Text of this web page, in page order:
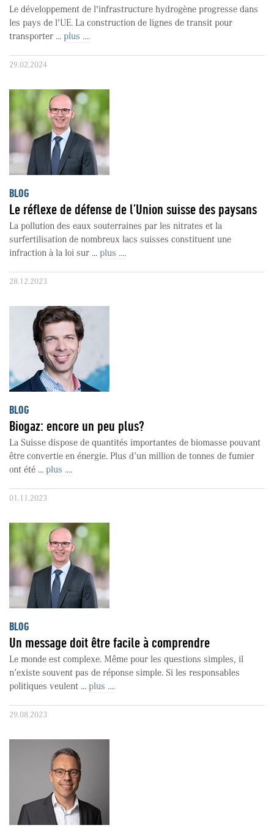
Le développement de l'infrastructure hydrogène progresse dans
les pays de l'UE. La construction de lignes de transit pour
transporter ... plus ....
29.02.2024
BLOG
Le réflexe de défense de l’Union suisse des paysans
La pollution des eaux souterraines par les nitrates et la
surfertilisation de nombreux lacs suisses constituent une
infraction à la loi sur ... plus ....
28.12.2023
BLOG
Biogaz: encore un peu plus?
La Suisse dispose de quantités importantes de biomasse pouvant
être convertie en énergie. Plus d’un million de tonnes de fumier
ont été ... plus ....
01.11.2023
BLOG
Un message doit être facile à comprendre
Le monde est complexe. Même pour les questions simples, il
n’existe souvent pas de réponse simple. Si les responsables
politiques veulent ... plus ....
29.08.2023